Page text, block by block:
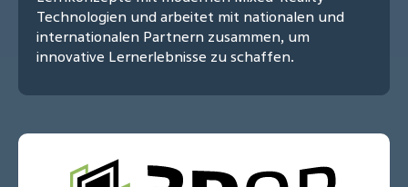
Technologien und arbeitet mit nationalen und
internationalen Partnern zusammen, um
innovative Lernerlebnisse zu schaffen.